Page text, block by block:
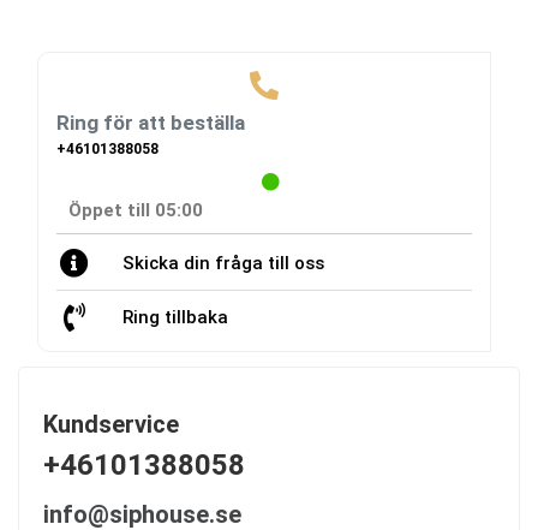
Ring för att beställa
+46101388058
Öppet till 05:00
Skicka din fråga till oss
Ring tillbaka
Kundservice
+46101388058
info@siphouse.se